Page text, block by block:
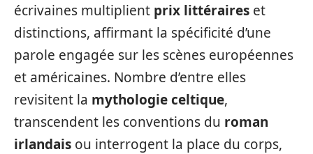
écrivaines multiplient prix littéraires et
distinctions, affirmant la spécificité d’une
parole engagée sur les scènes européennes
et américaines. Nombre d’entre elles
revisitent la mythologie celtique,
transcendent les conventions du roman
irlandais ou interrogent la place du corps,